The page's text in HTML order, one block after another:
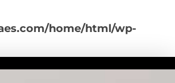
home/html/wp-